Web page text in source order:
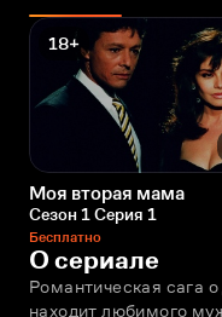
18+
Моя вторая мама
Сезон 1 Серия 1
Бесплатно
О сериале
Романтическая сага
находит любимого